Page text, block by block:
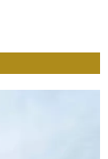
a
Slovnaftban;